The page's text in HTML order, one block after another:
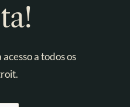
a todos os